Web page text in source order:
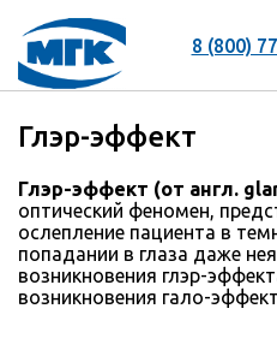
8 (800)
Глэр-эффект
Глэр-эффект (от англ.
оптический феномен,
ослепление пациента в
попадании в глаза даже
возникновения глэр-
возникновения гало-